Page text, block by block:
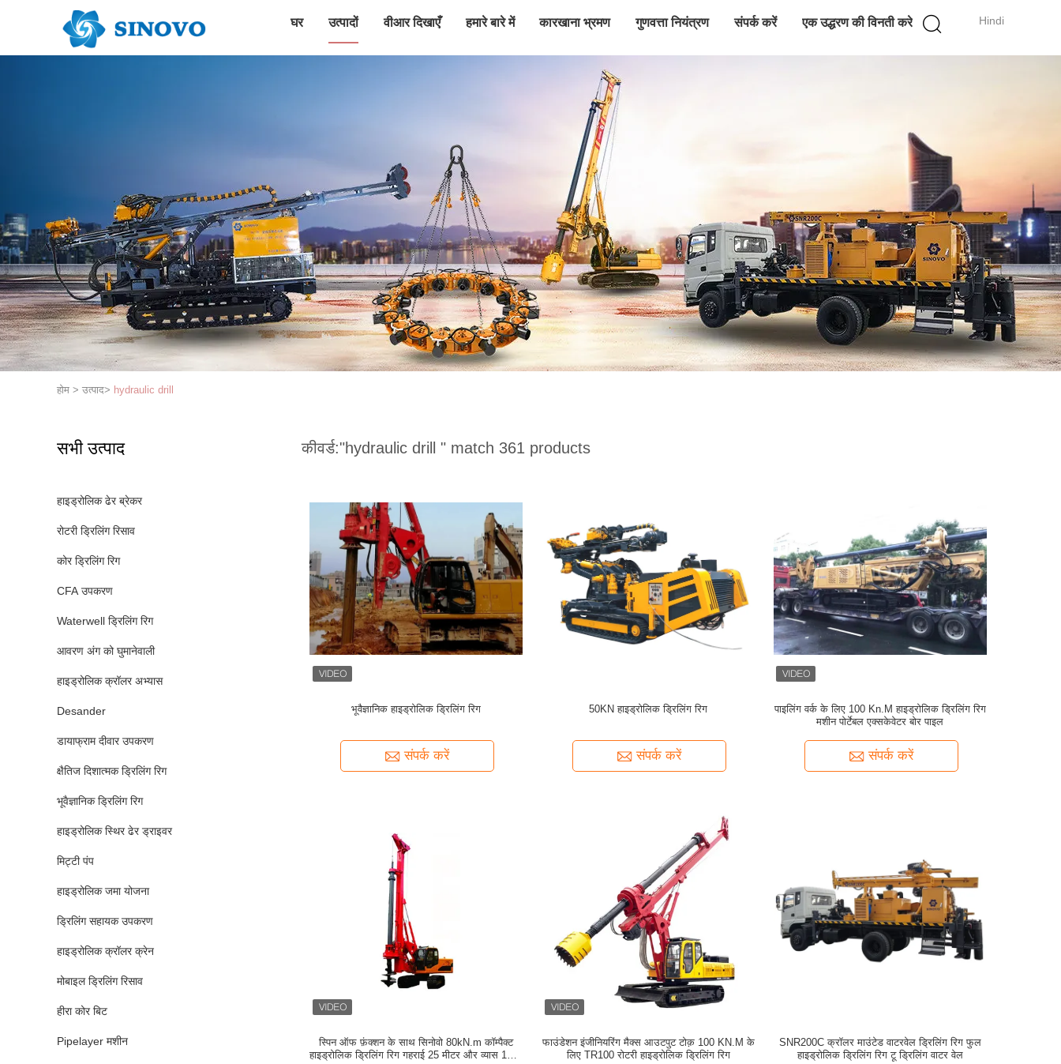
Hindi
घर उत्पादों वीआर दिखाएँ हमारे बारे में कारखाना भ्रमण गुणवत्ता नियंत्रण संपर्क करें एक उद्धरण की विनती करे
होम > उत्पाद> hydraulic drill
सभी उत्पाद
हाइड्रोलिक ढेर ब्रेकर
रोटरी ड्रिलिंग रिसाव
कोर ड्रिलिंग रिग
CFA उपकरण
Waterwell ड्रिलिंग रिग
आवरण अंग को घुमानेवाली
हाइड्रोलिक क्रॉलर अभ्यास
Desander
डायाफ्राम दीवार उपकरण
क्षैतिज दिशात्मक ड्रिलिंग रिग
भूवैज्ञानिक ड्रिलिंग रिग
हाइड्रोलिक स्थिर ढेर ड्राइवर
मिट्टी पंप
हाइड्रोलिक जमा योजना
ड्रिलिंग सहायक उपकरण
हाइड्रोलिक क्रॉलर क्रेन
मोबाइल ड्रिलिंग रिसाव
हीरा कोर बिट
Pipelayer मशीन
कीवर्ड:"hydraulic drill " match 361 products
भूवैज्ञानिक हाइड्रोलिक ड्रिलिंग रिग
संपर्क करें
50KN हाइड्रोलिक ड्रिलिंग रिग
संपर्क करें
पाइलिंग वर्क के लिए 100 Kn.M हाइड्रोलिक ड्रिलिंग रिग
मशीन पोर्टेबल एक्सकेवेटर बोर पाइल
संपर्क करें
स्पिन ऑफ फ़ंक्शन के साथ सिनोवो 80kN.m कॉम्पैक्ट
हाइड्रोलिक ड्रिलिंग रिग गहराई 25 मीटर और व्यास 1200
फाउंडेशन इंजीनियरिंग मैक्स आउटपुट टोक़ 100 KN.M के
लिए TR100 रोटरी हाइड्रोलिक ड्रिलिंग रिग
SNR200C क्रॉलर माउंटेड वाटरवेल ड्रिलिंग रिग फुल
हाइड्रोलिक ड्रिलिंग रिग टू ड्रिलिंग वाटर वेल